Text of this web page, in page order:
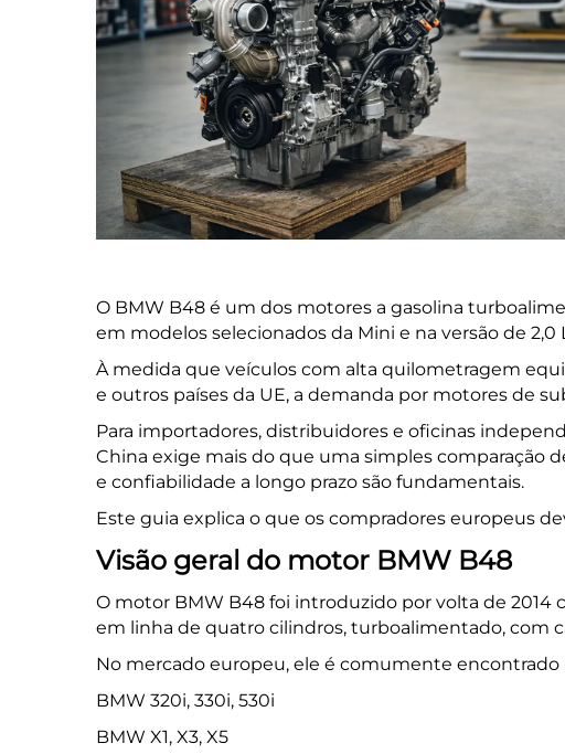
O BMW B48 é um dos motores a gasolina
em modelos selecionados da Mini e na versão de 2,0
À medida que veículos com alta quilometragem
e outros países da UE, a demanda por motores de
Para importadores, distribuidores e oficinas
China exige mais do que uma simples comparação
e confiabilidade a longo prazo são fundamentais.
Este guia explica o que os compradores europeus
Visão geral do motor BMW B48
O motor BMW B48 foi introduzido por volta de 2014
em linha de quatro cilindros, turboalimentado, com
No mercado europeu, ele é comumente
BMW 320i, 330i, 530i
BMW X1, X3, X5